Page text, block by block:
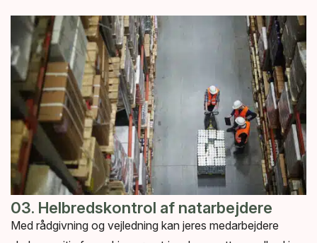
03. Helbredskontrol af natarbejdere
Med rådgivning og vejledning kan jeres medarbejdere